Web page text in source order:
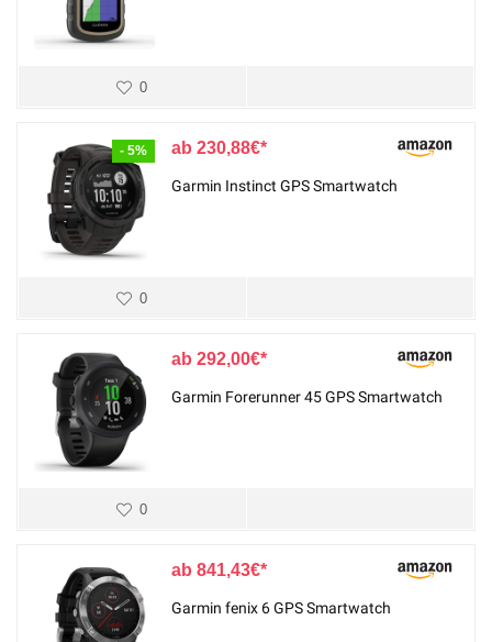
0
- 5% 230,88€
Garmin Instinct GPS Smartwatch
0
292,00€
Garmin Forerunner 45 GPS Smartwatch
0
841,43€
Garmin fenix 6 GPS Smartwatch